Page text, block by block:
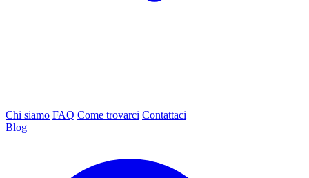
Chi siamo FAQ Come trovarci Contattaci
Blog